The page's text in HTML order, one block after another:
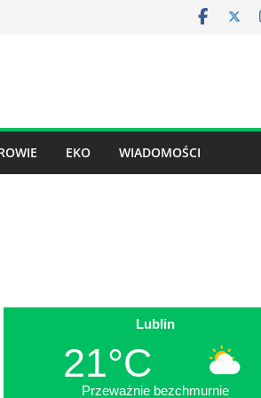
EKO WIADOMOŚCI
Lublin
21°C
Przeważnie bezchmurnie